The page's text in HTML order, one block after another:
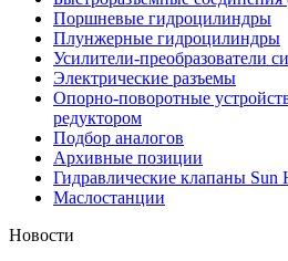
Поршневые гидроцилиндры
Плунжерные гидроцилиндры
Усилители-преобразователи
Электрические разъемы
Опорно-поворотные
редуктором
Подбор аналогов
Архивные позиции
Гидравлические клапаны Sun
Маслостанции
Новости